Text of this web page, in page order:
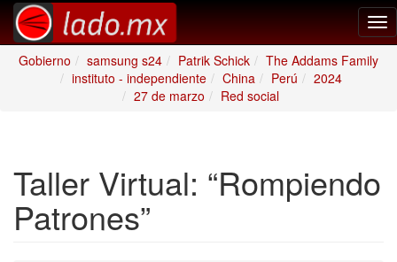
Gobierno
samsung s24 Patrik Schick
The Addams Family
instituto - independiente
China Perú
2024
27 de marzo
Red social
Taller Virtual: “Rompiendo
Patrones”